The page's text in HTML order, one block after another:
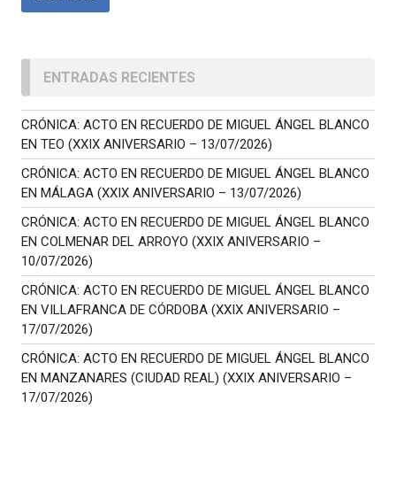
ENTRADAS RECIENTES
CRÓNICA: ACTO EN RECUERDO DE MIGUEL ÁNGEL BLANCO
EN TEO (XXIX ANIVERSARIO – 13/07/2026)
CRÓNICA: ACTO EN RECUERDO DE MIGUEL ÁNGEL BLANCO
EN MÁLAGA (XXIX ANIVERSARIO – 13/07/2026)
CRÓNICA: ACTO EN RECUERDO DE MIGUEL ÁNGEL BLANCO
EN COLMENAR DEL ARROYO (XXIX ANIVERSARIO –
10/07/2026)
CRÓNICA: ACTO EN RECUERDO DE MIGUEL ÁNGEL BLANCO
EN VILLAFRANCA DE CÓRDOBA (XXIX ANIVERSARIO –
17/07/2026)
CRÓNICA: ACTO EN RECUERDO DE MIGUEL ÁNGEL BLANCO
EN MANZANARES (CIUDAD REAL) (XXIX ANIVERSARIO –
17/07/2026)